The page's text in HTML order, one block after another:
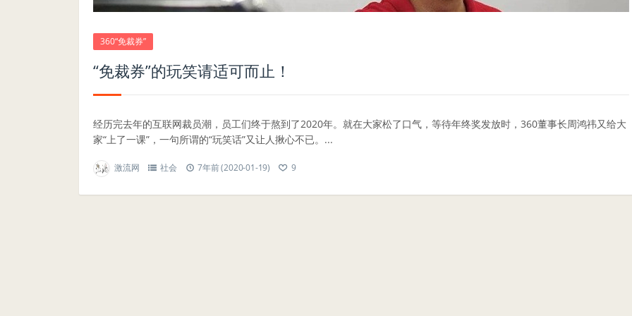
360“免裁券”
“免裁券”的玩笑请适可而止！
经历完去年的互联网裁员潮，员工们终于熬到了2020年。就在大家松了口气，等待年终奖发放时，360董事长周鸿祎又给大
家“上了一课”，一句所谓的“玩笑话”又让人揪心不已。...
激流网 社会 7年前 (2020-01-19) 9